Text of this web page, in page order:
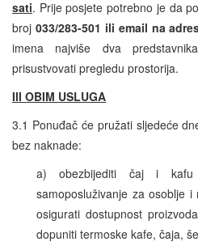
sati. Prije posjete potrebno je da
broj 033/283-501 ili email na
imena najviše dva
prisustvovati pregledu prostorija.
III OBIM USLUGA
3.1 Ponuđač će pružati sljedeće
bez naknade:
a) obezbijediti čaj i
samoposluživanje za osoblje
osigurati dostupnost
dopuniti termoske kafe, čaja,